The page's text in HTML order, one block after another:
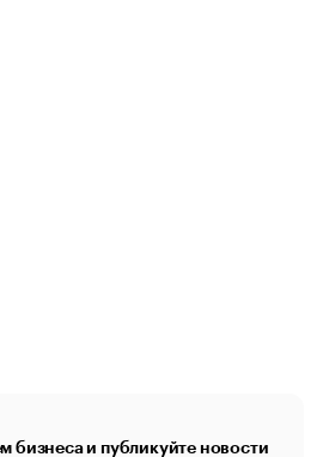
бизнеса и публикуйте новости